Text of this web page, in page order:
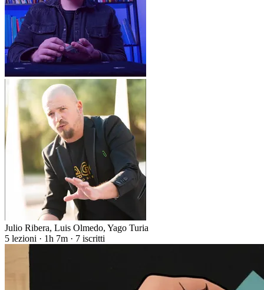
Julio Ribera, Luis Olmedo, Yago Turia
5 lezioni · 1h 7m · 7 iscritti